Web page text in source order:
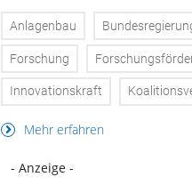
Anlagenbau
Forschung
Innovationskraft
Mehr erfahren
- Anzeige -